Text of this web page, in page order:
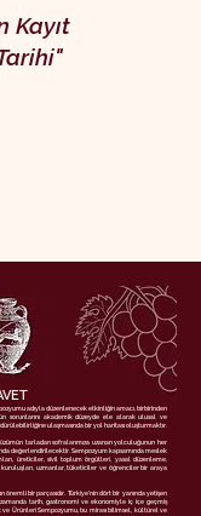
Kayıt
adıyla düzenlenecek etkinliğin amacı, birbirinden
sorunlarını akademik düzeyde ele alarak ulusal ve
ulaşmasında bir yol haritası oluşturmaktır.
tarladan sofralarımıza uzanan yolculuğunun her
değerlendirilecektir. Sempozyum kapsamında meslek
üreticiler, sivil toplum örgütleri, yasal düzenleme,
uzmanlar, tüketiciler ve öğrenciler bir araya
önemli bir parçasıdır. Türkiye’nin dört bir yanında yetişen
tarih, gastronomi ve ekonomiyle iç içe geçmiş
Ürünleri Sempozyumu, bu mirası bilimsel, kültürel ve